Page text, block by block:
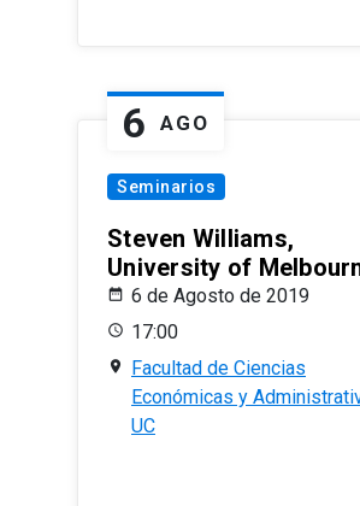
6 AGO
Seminarios
Steven Williams,
University of
6 de Agosto de 2019
17:00
Facultad de Ciencias
Económicas y
UC